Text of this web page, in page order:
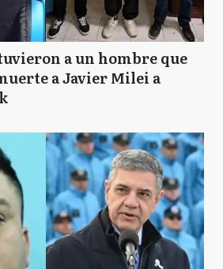
a un hombre que
a Javier Milei a